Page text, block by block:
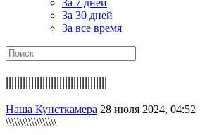
За 7 дней
За 30 дней
За все время
||||||||||||||||||||||||||||||||||||
Наша Кунсткамера 28 июля 2024, 04:52
\\\\\\\\\\\\\\\\\\